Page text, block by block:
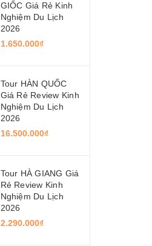
GIỐC Giá Rẻ Kinh
Nghiệm Du Lịch
2026
1.650.000₫
Tour HÀN QUỐC
Giá Rẻ Review Kinh
Nghiệm Du Lịch
2026
16.500.000₫
Tour HÀ GIANG Giá
Rẻ Review Kinh
Nghiệm Du Lịch
2026
2.290.000₫